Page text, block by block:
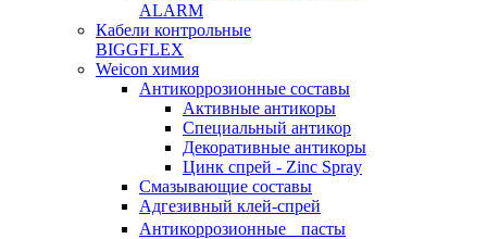
ALARM
Кабели контрольные
BIGGFLEX
Weicon химия
Антикоррозионные составы
Активные антикоры
Специальный антикор
Декоративные антикоры
Цинк спрей - Zinc Spray
Смазывающие составы
Адгезивный клей-спрей
Антикоррозионные пасты